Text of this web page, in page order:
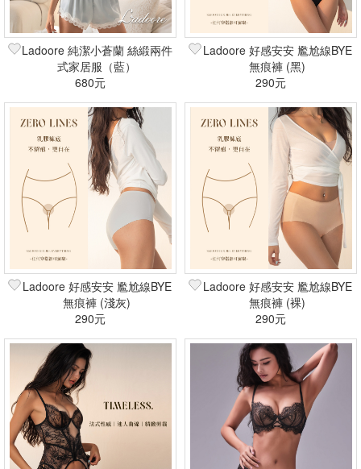
Ladoore 純潔小蒼蘭 絲緞兩件
式家居服（藍）
680元
Ladoore 好感安安 尷尬線BYE
無痕褲 (黑)
290元
Ladoore 好感安安 尷尬線BYE
無痕褲 (淺灰)
290元
Ladoore 好感安安 尷尬線BYE
無痕褲 (裸)
290元